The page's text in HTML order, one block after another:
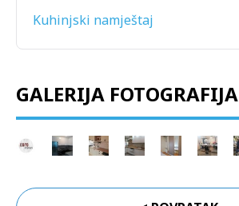
Kuhinjski namještaj
GALERIJA FOTOGRAFIJA